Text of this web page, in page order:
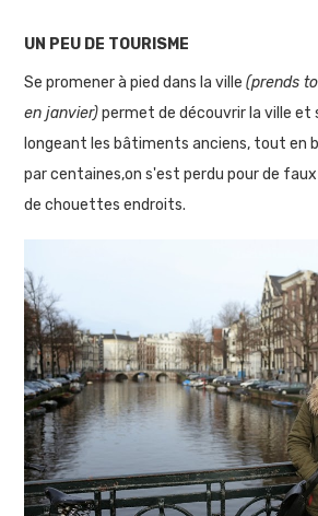
UN PEU DE TOURISME
Se promener à pied dans la ville(prends
en janvier)permet de découvrir la ville et
longeant les bâtiments anciens, tout en
par centaines,on s'est perdu pour de
de chouettes endroits.